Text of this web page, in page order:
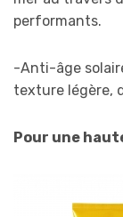
performants.
-Anti-âge
texture légère,
Pour une